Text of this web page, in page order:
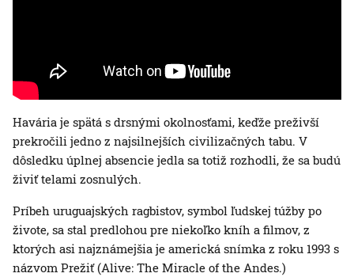
Havária je spätá s drsnými okolnosťami, keďže preživší
prekročili jedno z najsilnejších civilizačných tabu. V
dôsledku úplnej absencie jedla sa totiž rozhodli, že sa budú
živiť telami zosnulých.
Príbeh uruguajských ragbistov, symbol ľudskej túžby po
živote, sa stal predlohou pre niekoľko kníh a filmov, z
ktorých asi najznámejšia je americká snímka z roku 1993 s
názvom Prežiť (Alive: The Miracle of the Andes.)